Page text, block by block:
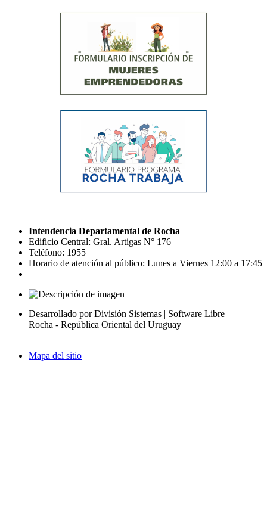
Intendencia Departamental de Rocha
Edificio Central: Gral. Artigas N° 176
Teléfono: 1955
Horario de atención al público: Lunes a Viernes 12:00 a 17:45
Desarrollado por División Sistemas | Software Libre
Rocha - República Oriental del Uruguay
Mapa del sitio